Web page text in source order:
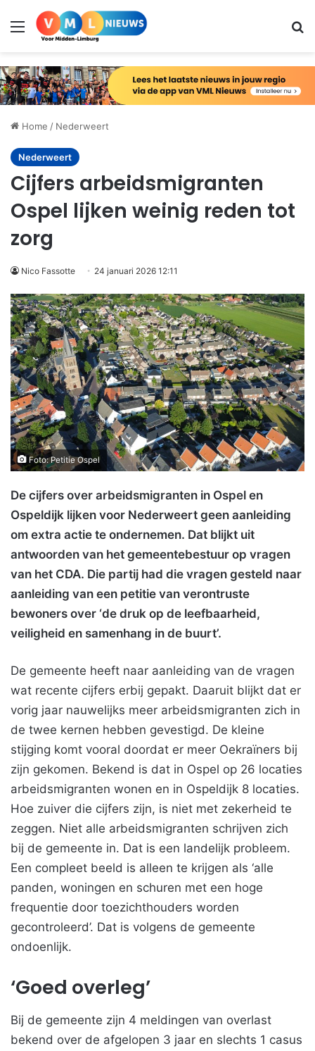
Menu
Home / Nederweert
Nederweert
Cijfers arbeidsmigranten
Ospel lijken weinig reden tot
zorg
Nico Fassotte 24 januari 2026 12:11
Foto: Petitie Ospel
De cijfers over arbeidsmigranten in Ospel en
Ospeldijk lijken voor Nederweert geen aanleiding
om extra actie te ondernemen. Dat blijkt uit
antwoorden van het gemeentebestuur op vragen
van het CDA. Die partij had die vragen gesteld naar
aanleiding van een petitie van verontruste
bewoners over ‘de druk op de leefbaarheid,
veiligheid en samenhang in de buurt’.
De gemeente heeft naar aanleiding van de vragen
wat recente cijfers erbij gepakt. Daaruit blijkt dat er
vorig jaar nauwelijks meer arbeidsmigranten zich in
de twee kernen hebben gevestigd. De kleine
stijging komt vooral doordat er meer Oekraïners bij
zijn gekomen. Bekend is dat in Ospel op 26 locaties
arbeidsmigranten wonen en in Ospeldijk 8 locaties.
Hoe zuiver die cijfers zijn, is niet met zekerheid te
zeggen. Niet alle arbeidsmigranten schrijven zich
bij de gemeente in. Dat is een landelijk probleem.
Een compleet beeld is alleen te krijgen als ‘alle
panden, woningen en schuren met een hoge
frequentie door toezichthouders worden
gecontroleerd’. Dat is volgens de gemeente
ondoenlijk.
‘Goed overleg’
Bij de gemeente zijn 4 meldingen van overlast
bekend over de afgelopen 3 jaar en slechts 1 casus